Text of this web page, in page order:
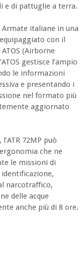
e di pattuglie a terra.
Armate italiane in una
con il
(Airborne
gestisce l’ampio
le informazioni
e presentando i
nel formato più
aggiornato
72MP può
che ne
le missioni di
narcotraffico,
delle acque
anche più di 8 ore.